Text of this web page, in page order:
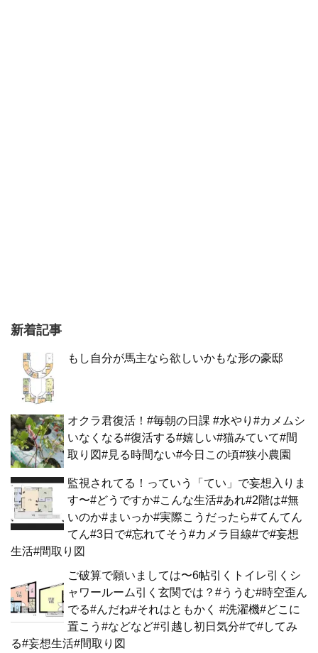
新着記事
もし自分が馬主なら欲しいかもな形の豪邸
オクラ君復活！#毎朝の日課 #水やり#カメムシ
いなくなる#復活する#嬉しい#猫みていて#間
取り図#見る時間ない#今日この頃#狭小農園
監視されてる！っていう「てい」で妄想入りま
す〜#どうですか#こんな生活#あれ#2階は#無
いのか#まいっか#実際こうだったら#てんてん
てん#3日で#忘れてそう#カメラ目線#で#妄想
生活#間取り図
ご破算で願いましては〜6帖引くトイレ引くシ
ャワールーム引く玄関では？#ううむ#時空歪ん
でる#んだね#それはともかく #洗濯機#どこに
置こう#などなど#引越し初日気分#で#してみ
る#妄想生活#間取り図